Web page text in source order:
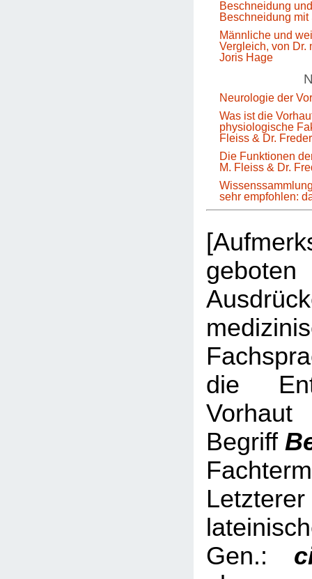
Beschneidung
Beschneidung
Männliche und
Vergleich, von Dr.
Joris Hage
Neurologie der
Was ist die
physiologische
Fleiss & Dr.
Die Funktionen
M. Fleiss & Dr.
sehr empfohlen:
die
Begriff
Gen.: